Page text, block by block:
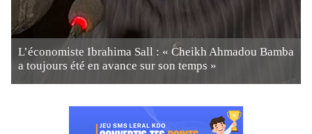
L’économiste Ibrahima Sall : « Cheikh Ahmadou Bamba
a toujours été en avance sur son temps »